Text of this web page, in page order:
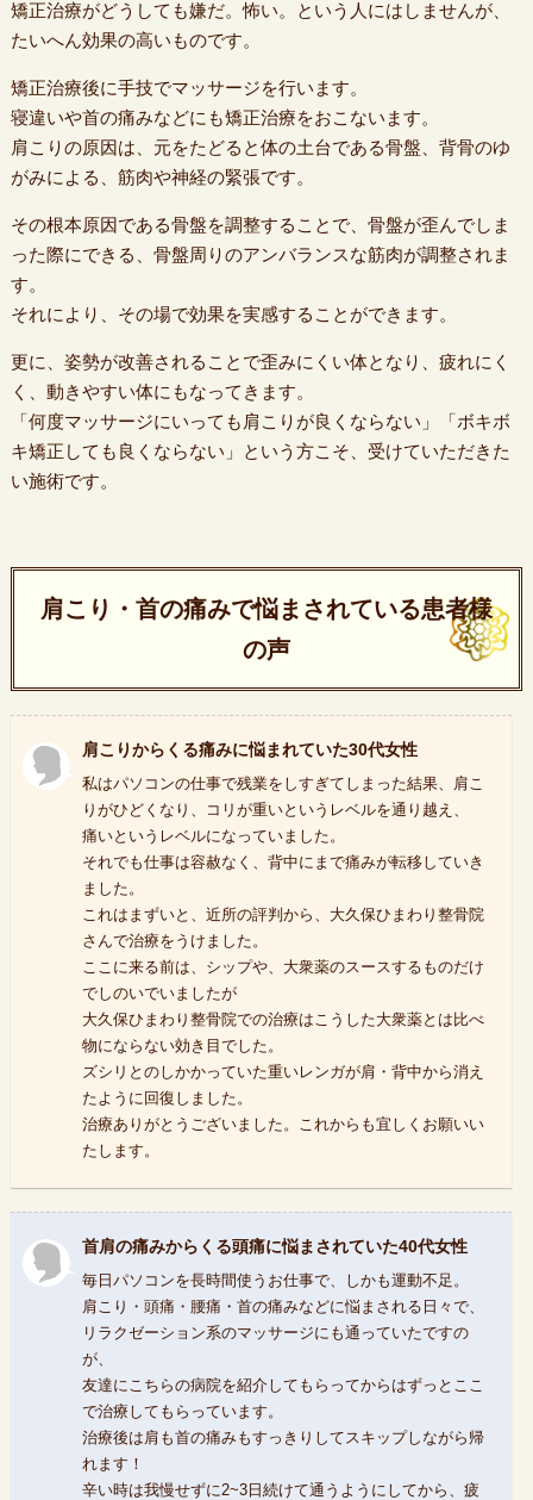
矯正治療がどうしても嫌だ。怖い。という人にはしませんが、
たいへん効果の高いものです。
矯正治療後に手技でマッサージを行います。
寝違いや首の痛みなどにも矯正治療をおこないます。
肩こりの原因は、元をたどると体の土台である骨盤、背骨のゆ
がみによる、筋肉や神経の緊張です。
その根本原因である骨盤を調整することで、骨盤が歪んでしま
った際にできる、骨盤周りのアンバランスな筋肉が調整されま
す。
それにより、その場で効果を実感することができます。
更に、姿勢が改善されることで歪みにくい体となり、疲れにく
く、動きやすい体にもなってきます。
「何度マッサージにいっても肩こりが良くならない」「ボキボ
キ矯正しても良くならない」という方こそ、受けていただきた
い施術です。
肩こり・首の痛みで悩まされている患者様
の声
肩こりからくる痛みに悩まれていた30代女性
私はパソコンの仕事で残業をしすぎてしまった結果、肩こ
りがひどくなり、コリが重いというレベルを通り越え、
痛いというレベルになっていました。
それでも仕事は容赦なく、背中にまで痛みが転移していき
ました。
これはまずいと、近所の評判から、大久保ひまわり整骨院
さんで治療をうけました。
ここに来る前は、シップや、大衆薬のスースするものだけ
でしのいでいましたが
大久保ひまわり整骨院での治療はこうした大衆薬とは比べ
物にならない効き目でした。
ズシリとのしかかっていた重いレンガが肩・背中から消え
たように回復しました。
治療ありがとうございました。これからも宜しくお願いい
たします。
首肩の痛みからくる頭痛に悩まされていた40代女性
毎日パソコンを長時間使うお仕事で、しかも運動不足。
肩こり・頭痛・腰痛・首の痛みなどに悩まされる日々で、
リラクゼーション系のマッサージにも通っていたですの
が、
友達にこちらの病院を紹介してもらってからはずっとここ
で治療してもらっています。
治療後は肩も首の痛みもすっきりしてスキップしながら帰
れます！
辛い時は我慢せずに2~3日続けて通うようにしてから、疲